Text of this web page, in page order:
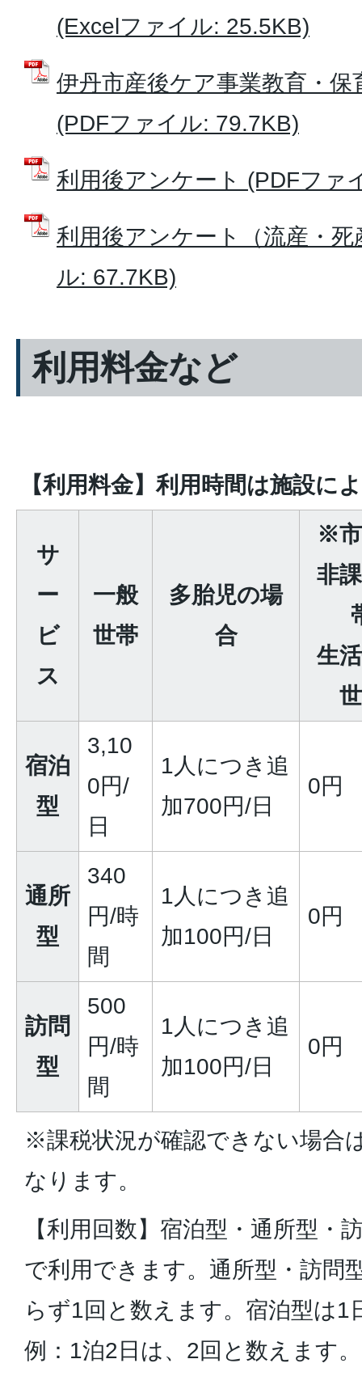
(Excelファイル: 25.5KB)
伊丹市産後ケア事業教育・保
(PDFファイル: 79.7KB)
利用後アンケート (PDFファ
利用後アンケート（流産・
ル: 67.7KB)
利用料金など
【利用料金】利用時間は施設に
サ
ー
ビ
ス
一般
世帯
多胎児の場
合
※
非
生
宿泊
型
3,10
0円/
日
1人につき追
加700円/日
0円
通所
型
340
円/時
間
1人につき追
加100円/日
0円
訪問
型
500
円/時
間
1人につき追
加100円/日
0円
※課税状況が確認できない場合
なります。
【利用回数】宿泊型・通所型・
で利用できます。通所型・訪問
らず1回と数えます。宿泊型は1
例：1泊2日は、2回と数えます。